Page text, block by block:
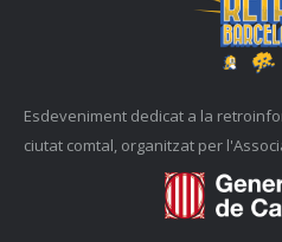
Esdeveniment dedicat a la
ciutat comtal, organitzat per